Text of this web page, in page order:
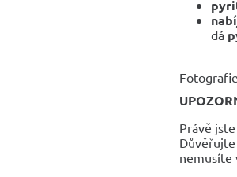
dá
Právě
nemusíte